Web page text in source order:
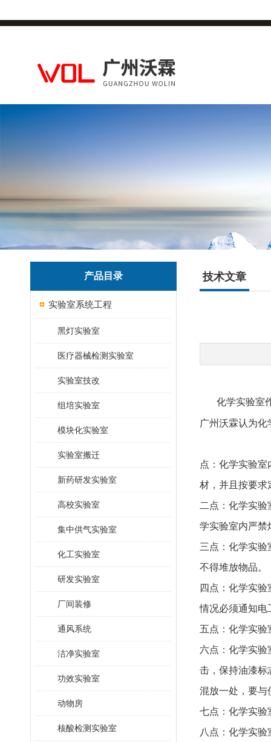
产品目录
实验室系统工程
黑灯实验室
医疗器械检测实验室
实验室技改
组培实验室
模块化实验室
实验室搬迁
新药研发实验室
高校实验室
集中供气实验室
化工实验室
研发实验室
厂间装修
通风系统
洁净实验室
功效实验室
动物房
核酸检测实验室
技术文章
化学实验室
广州沃霖认为
点：化学实验
材，并且按要求
二点：化学实
学实验室内严禁
三点：化学实
不得堆放物品。
四点：化学实
情况必须通知电
五点：化学实
六点：化学实
击，保持油漆标
混放一处，要与
七点：化学实验
八点：化学实